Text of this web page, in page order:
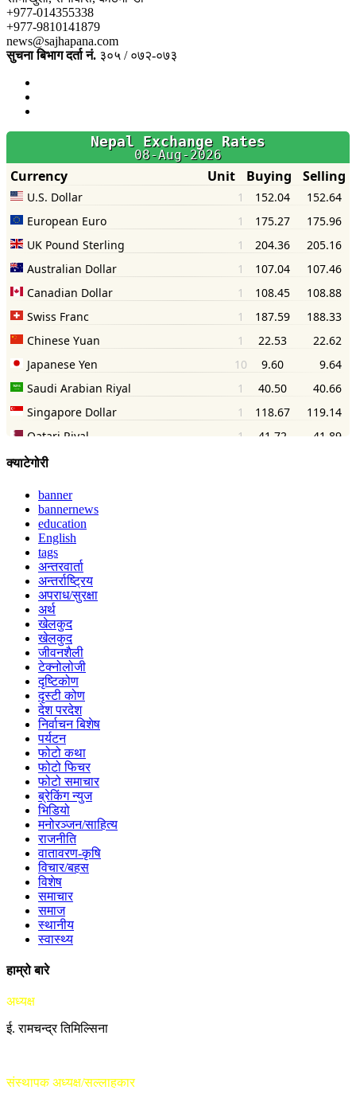
+977-014355338
+977-9810141879
news@sajhapana.com
सुचना बिभाग दर्ता नं. ३०५ / ०७२-०७३
क्याटेगोरी
banner
bannernews
education
English
tags
अन्तरवार्ता
अन्तर्राष्ट्रिय
अपराध/सुरक्षा
अर्थ
खेलकुद
खेलकुद
जीवनशैली
टेक्नोलोजी
दृष्टिकोण
दृस्टी कोण
देश परदेश
निर्वाचन बिशेष
पर्यटन
फोटो कथा
फोटो फिचर
फोटो समाचार
ब्रेकिंग न्युज
भिडियो
मनोरञ्जन/साहित्य
राजनीति
वातावरण-कृषि
विचार/बहस
विशेष
समाचार
समाज
स्थानीय
स्वास्थ्य
हाम्रो बारे
अध्यक्ष
ई. रामचन्द्र तिमिल्सिना
संस्थापक अध्यक्ष/सल्लाहकार